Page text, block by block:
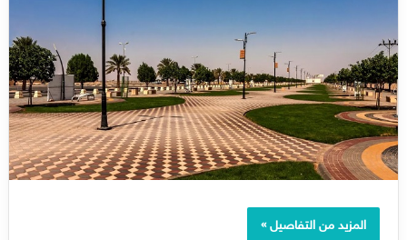
المزيد من التفاصيل »